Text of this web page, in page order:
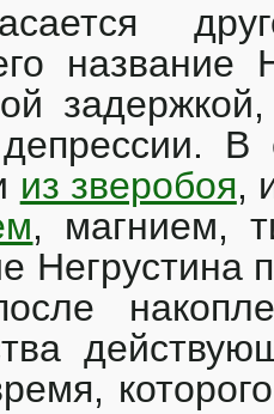
название
В
из зверобоя,
, магнием,
Негрустина